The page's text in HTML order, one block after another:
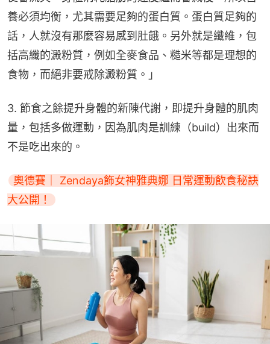
養必須均衡，尤其需要足夠的蛋白質。蛋白質足夠的
話，人就沒有那麼容易感到肚餓。另外就是纖維，包
括高纖的澱粉質，例如全麥食品、糙米等都是理想的
食物，而絕非要戒除澱粉質。」
3. 節食之餘提升身體的新陳代謝，即提升身體的肌肉
量，包括多做運動，因為肌肉是訓練（build）出來而
不是吃出來的。
奧德賽｜ Zendaya飾女神雅典娜 日常運動飲食秘訣
大公開！